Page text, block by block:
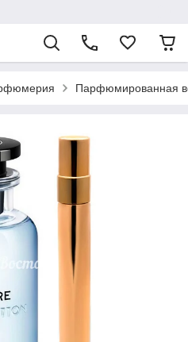
Парфюмированная